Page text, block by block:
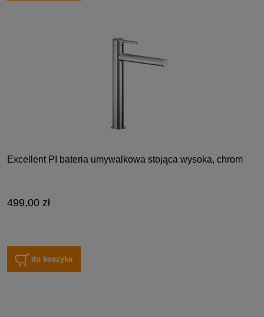
Excellent PI bateria umywalkowa stojąca wysoka, chrom
499,00 zł
do koszyka